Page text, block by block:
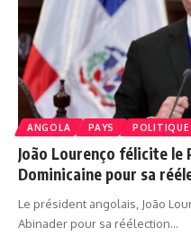
ANGOLA PAYS POLITIQUE
João Lourenço félicite le
Dominicaine pour sa
Le président angolais, João
Abinader pour sa réélection…